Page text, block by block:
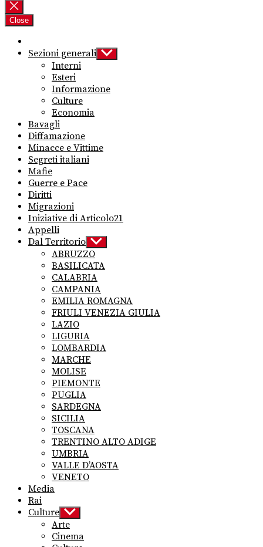
per:
Close
Sezioni generali Show
sub
Interni
Esteri
Informazione
Culture
Economia
Bavagli
Diffamazione
Minacce e Vittime
Segreti italiani
Mafie
Guerre e Pace
Diritti
Migrazioni
Iniziative di Articolo21
Appelli
Dal Territorio Show
sub
menu
ABRUZZO
BASILICATA
CALABRIA
CAMPANIA
EMILIA ROMAGNA
FRIULI VENEZIA GIULIA
LAZIO
LIGURIA
LOMBARDIA
MARCHE
MOLISE
PIEMONTE
PUGLIA
SARDEGNA
SICILIA
TOSCANA
TRENTINO ALTO ADIGE
UMBRIA
VALLE D’AOSTA
VENETO
Media
Rai
Culture Show
sub
menu
Arte
Cinema